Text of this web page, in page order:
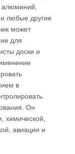
алюминий,
и любые другие
может
для
доски и
в
Он
химической,
авиации и